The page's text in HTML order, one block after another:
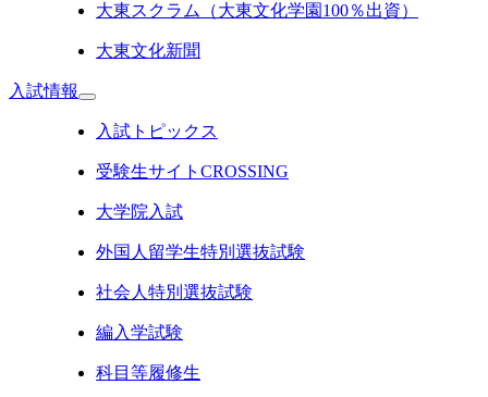
大東スクラム（大東文化学園100％出資）
大東文化新聞
入試情報
入試トピックス
受験生サイトCROSSING
大学院入試
外国人留学生特別選抜試験
社会人特別選抜試験
編入学試験
科目等履修生